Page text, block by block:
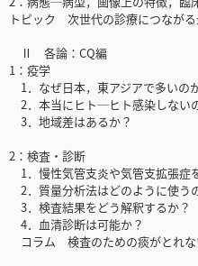
トピック 次世代の診療につなが
Ⅱ 各論：CQ編
1：疫学
1．なぜ日本，東アジアで多いの
2．本当にヒト─ヒト感染しない
3．地域差はあるか？
2：検査・診断
1．慢性気管支炎や気管支拡張症
2．質量分析法はどのように使う
3．検査結果をどう解釈するか？
4．血清診断は可能か？
コラム 検査のための痰がとれな